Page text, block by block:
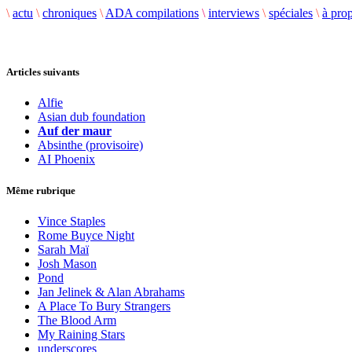
\ actu \ chroniques \ ADA compilations \ interviews \ spéciales \ à
Articles suivants
Alfie
Asian dub foundation
Auf der maur
Absinthe (provisoire)
AI Phoenix
Même rubrique
Vince Staples
Rome Buyce Night
Sarah Maï
Josh Mason
Pond
Jan Jelinek & Alan Abrahams
A Place To Bury Strangers
The Blood Arm
My Raining Stars
underscores